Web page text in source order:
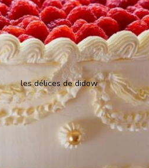
les délices de didow